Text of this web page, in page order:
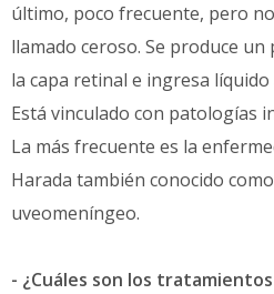
último, poco frecuente, pero
llamado ceroso. Se produce
la capa retinal e ingresa
Está vinculado con patologías
La más frecuente es la
Harada también conocido
uveomeníngeo.
- ¿Cuáles son los